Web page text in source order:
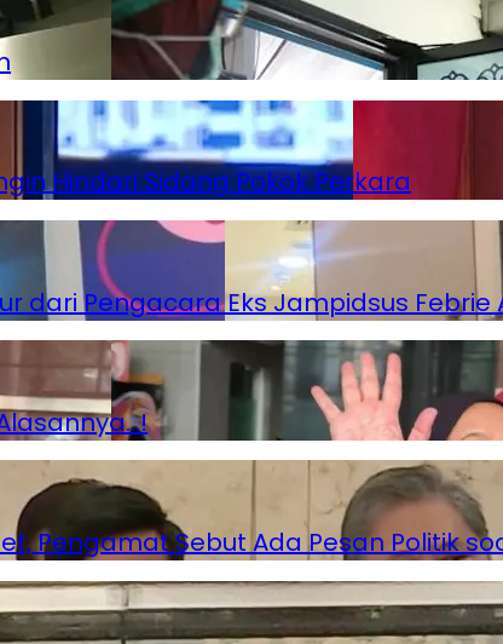
Hindari Sidang Pokok Perkara
dari Pengacara Eks Jampidsus Febrie
Pengamat Sebut Ada Pesan Politik